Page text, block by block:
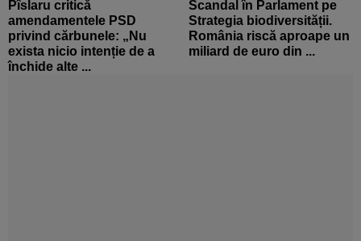
Pîslaru critică
amendamentele PSD
privind cărbunele: „Nu
exista nicio intenție de a
închide alte ...
Scandal în Parlament pe
Strategia biodiversității.
România riscă aproape un
miliard de euro din ...